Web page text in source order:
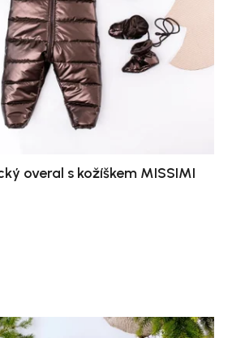
overal s kožíškem MISSIMI